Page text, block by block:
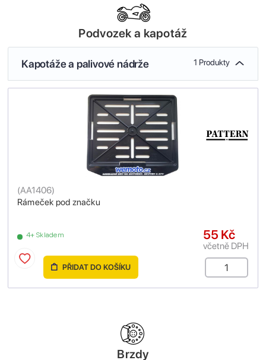
Podvozek a kapotáž
Kapotáže a palivové nádrže 1 Produkty
Rámeček pod značku
(AA1406)
4+ Skladem 55 Kč
včetně DPH
PŘIDAT DO KOŠÍKU
Brzdy